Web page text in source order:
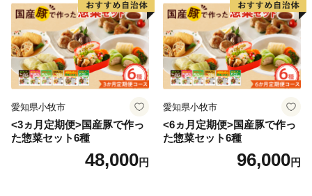
愛知県小牧市
<3ヵ月定期便>国産豚で作っ
た惣菜セット6種
48,000円
愛知県小牧市
<6ヵ月定期便>国産豚で作っ
た惣菜セット6種
96,000円